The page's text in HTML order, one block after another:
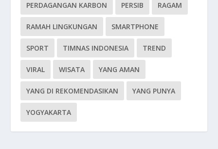
PERDAGANGAN KARBON PERSIB RAGAM
RAMAH LINGKUNGAN SMARTPHONE
SPORT TIMNAS INDONESIA TREND
VIRAL WISATA YANG AMAN
YANG DI REKOMENDASIKAN YANG PUNYA
YOGYAKARTA